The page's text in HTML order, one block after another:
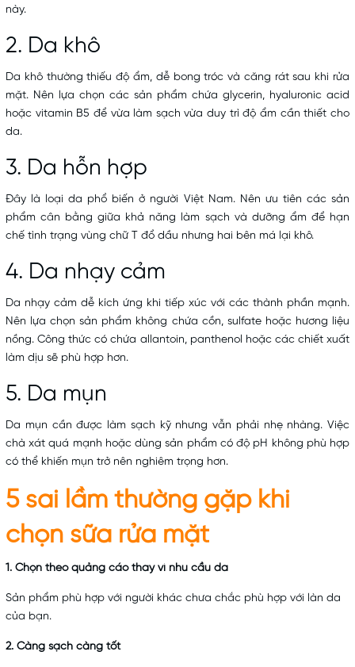
này.
2. Da khô
Da khô thường thiếu độ ẩm, dễ bong tróc và căng rát sau khi rửa
mặt. Nên lựa chọn các sản phẩm chứa glycerin, hyaluronic acid
hoặc vitamin B5 để vừa làm sạch vừa duy trì độ ẩm cần thiết cho
da.
3. Da hỗn hợp
Đây là loại da phổ biến ở người Việt Nam. Nên ưu tiên các sản
phẩm cân bằng giữa khả năng làm sạch và dưỡng ẩm để hạn
chế tình trạng vùng chữ T đổ dầu nhưng hai bên má lại khô.
4. Da nhạy cảm
Da nhạy cảm dễ kích ứng khi tiếp xúc với các thành phần mạnh.
Nên lựa chọn sản phẩm không chứa cồn, sulfate hoặc hương liệu
nồng. Công thức có chứa allantoin, panthenol hoặc các chiết xuất
làm dịu sẽ phù hợp hơn.
5. Da mụn
Da mụn cần được làm sạch kỹ nhưng vẫn phải nhẹ nhàng. Việc
chà xát quá mạnh hoặc dùng sản phẩm có độ pH không phù hợp
có thể khiến mụn trở nên nghiêm trọng hơn.
5 sai lầm thường gặp khi
chọn sữa rửa mặt
1. Chọn theo quảng cáo thay vì nhu cầu da
Sản phẩm phù hợp với người khác chưa chắc phù hợp với làn da
của bạn.
2. Càng sạch càng tốt